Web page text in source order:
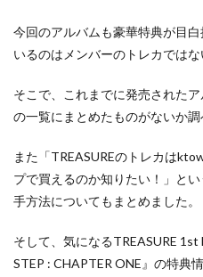
今回のアルバムも豪華特典が目
いるのはメンバーのトレカではな
そこで、これまでに発売された
の一覧にまとめたものがないか調
また「TREASUREのトレカは
プで買えるのか知りたい！」と
手方法についてもまとめました。
そして、気になるTREASURE
STEP : CHAPTER ONE』の特典